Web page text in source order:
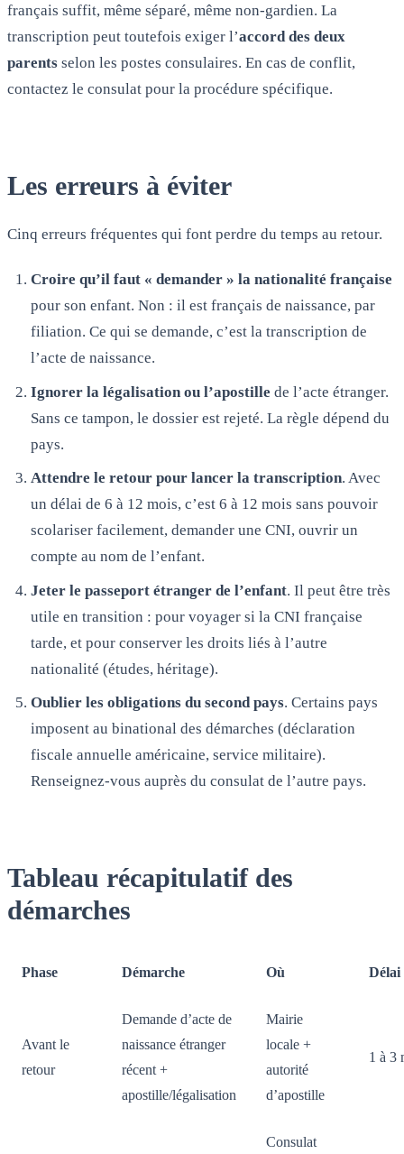
français suffit, même séparé, même non-gardien. La
transcription peut toutefois exiger l’accord des deux
parents selon les postes consulaires. En cas de conflit,
contactez le consulat pour la procédure spécifique.
Les erreurs à éviter
Cinq erreurs fréquentes qui font perdre du temps au retour.
Croire qu’il faut « demander » la nationalité française
pour son enfant. Non : il est français de naissance, par
filiation. Ce qui se demande, c’est la transcription de
l’acte de naissance.
Ignorer la légalisation ou l’apostille de l’acte étranger.
Sans ce tampon, le dossier est rejeté. La règle dépend du
pays.
Attendre le retour pour lancer la transcription. Avec
un délai de 6 à 12 mois, c’est 6 à 12 mois sans pouvoir
scolariser facilement, demander une CNI, ouvrir un
compte au nom de l’enfant.
Jeter le passeport étranger de l’enfant. Il peut être très
utile en transition : pour voyager si la CNI française
tarde, et pour conserver les droits liés à l’autre
nationalité (études, héritage).
Oublier les obligations du second pays. Certains pays
imposent au binational des démarches (déclaration
fiscale annuelle américaine, service militaire).
Renseignez-vous auprès du consulat de l’autre pays.
Tableau récapitulatif des
démarches
Phase Démarche Où Délai
Avant le
retour
Demande d’acte de
naissance étranger
récent +
apostille/légalisation
Mairie
locale +
autorité
d’apostille
1 à 3
Consulat